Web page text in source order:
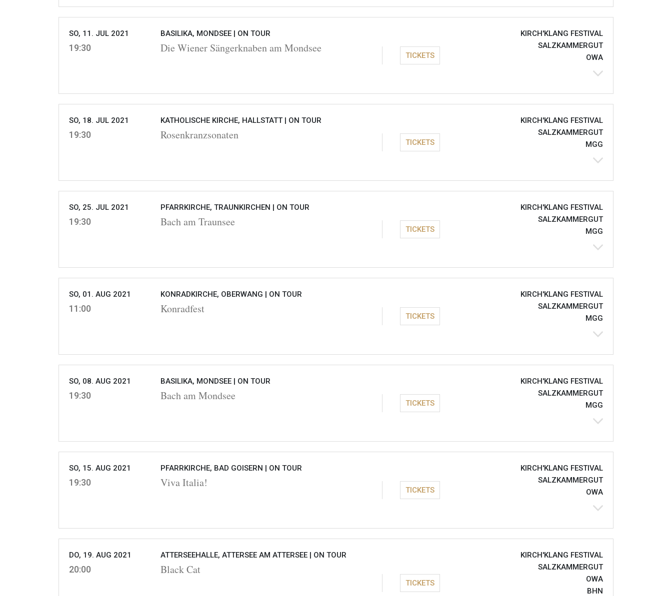
SO, 11. JUL 2021
19:30
BASILIKA, MONDSEE | ON TOUR
Die Wiener Sängerknaben am Mondsee
TICKETS
KIRCH'KLANG FESTIVAL
SALZKAMMERGUT
OWA
SO, 18. JUL 2021
19:30
KATHOLISCHE KIRCHE, HALLSTATT | ON TOUR
Rosenkranzsonaten
TICKETS
KIRCH'KLANG FESTIVAL
SALZKAMMERGUT
MGG
SO, 25. JUL 2021
19:30
PFARRKIRCHE, TRAUNKIRCHEN | ON TOUR
Bach am Traunsee
TICKETS
KIRCH'KLANG FESTIVAL
SALZKAMMERGUT
MGG
SO, 01. AUG 2021
11:00
KONRADKIRCHE, OBERWANG | ON TOUR
Konradfest
TICKETS
KIRCH'KLANG FESTIVAL
SALZKAMMERGUT
MGG
SO, 08. AUG 2021
19:30
BASILIKA, MONDSEE | ON TOUR
Bach am Mondsee
TICKETS
KIRCH'KLANG FESTIVAL
SALZKAMMERGUT
MGG
SO, 15. AUG 2021
19:30
PFARRKIRCHE, BAD GOISERN | ON TOUR
Viva Italia!
TICKETS
KIRCH'KLANG FESTIVAL
SALZKAMMERGUT
OWA
DO, 19. AUG 2021
20:00
ATTERSEEHALLE, ATTERSEE AM ATTERSEE | ON TOUR
Black Cat
TICKETS
KIRCH'KLANG FESTIVAL
SALZKAMMERGUT
OWA
BHN